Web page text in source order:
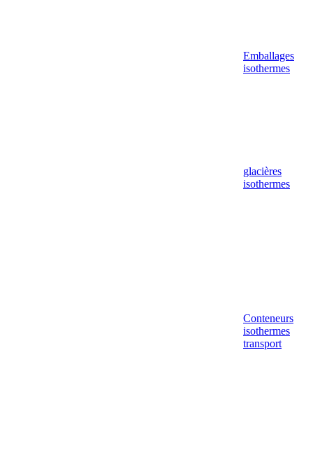
Emballages
isothermes
glacières
isothermes
Conteneurs
isothermes
transport